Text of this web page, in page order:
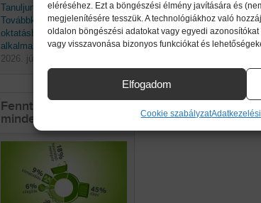
eléréséhez. Ezt a böngészési élmény javítására és
megjelenítésére tesszük. A technológiákhoz való
oldalon böngészési adatokat vagy egyedi
vagy visszavonása bizonyos funkciókat és
Elfogadom
Cookie szabályzat
Tanuljunk a természettől!
Továbbképzés a biomimikri
oktatásban való
alkalmazásáról
2026. június 19. péntek.
Fenntarthatóság a
mindennapokban